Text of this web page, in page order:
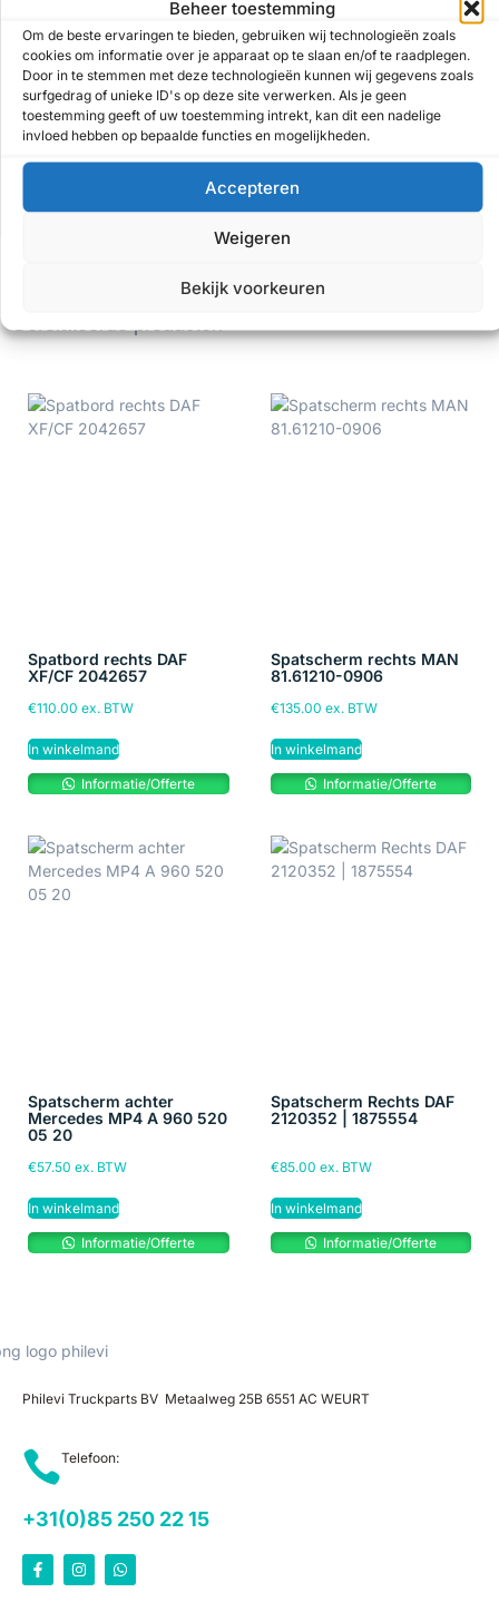
Beheer toestemming
Om de beste ervaringen te bieden, gebruiken wij technologieën zoals
cookies om informatie over je apparaat op te slaan en/of te raadplegen.
Door in te stemmen met deze technologieën kunnen wij gegevens zoals
surfgedrag of unieke ID's op deze site verwerken. Als je geen
toestemming geeft of uw toestemming intrekt, kan dit een nadelige
invloed hebben op bepaalde functies en mogelijkheden.
Accepteren
Weigeren
Bekijk voorkeuren
Voertuig informatie
Verzenden
Spatbord rechts DAF
XF/CF 2042657
€110.00 ex. BTW
In winkelmand
Informatie/Offerte
Spatscherm rechts MAN
81.61210-0906
€135.00 ex. BTW
In winkelmand
Informatie/Offerte
Spatscherm achter
Mercedes MP4 A 960 520
05 20
€57.50 ex. BTW
In winkelmand
Informatie/Offerte
Spatscherm Rechts DAF
2120352 | 1875554
€85.00 ex. BTW
In winkelmand
Informatie/Offerte
Philevi Truckparts BV Metaalweg 25B 6551 AC WEURT
Telefoon:
+31(0)85 250 22 15